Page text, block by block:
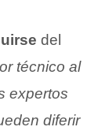
del
técnico al
expertos
diferir